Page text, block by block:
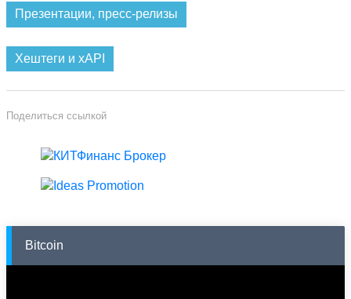
на Бирже «Санкт-Петербург являются биржевые товары
(нефтепродукты, металлы, лес и лесоматериалы,
нерудные материалы, стройматериалы), квоты на водные
биоресурсы и фьючерсы на валютные пары. В апреле 2010
Презентации, пресс-релизы
Хештеги и xAPI
Поделиться ссылкой
Bitcoin